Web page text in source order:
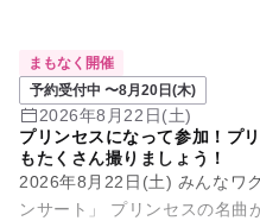
まもなく開催
予約受付中 〜8月20日(木)
2026年8月22日(土)
プリンセスになって参加！プ
もたくさん撮りましょう！
2026年8月22日(土) みんなワ
ンサート」 プリンセスの名曲がいっぱい お姫様気分いっぱい